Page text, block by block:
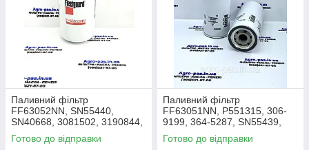
Паливний фільтр
FF63052NN, SN55440,
SN40668, 3081502, 3190844,
308-1502, 319-0844, SK3058,
1R-0764
Готово до відправки
Паливний фільтр
FF63051NN, P551315, 306-
9199, 364-5287, SN55439,
1R0751, 1R0759, FF5815,
33626, SK3059, FC55151,
Готово до відправки